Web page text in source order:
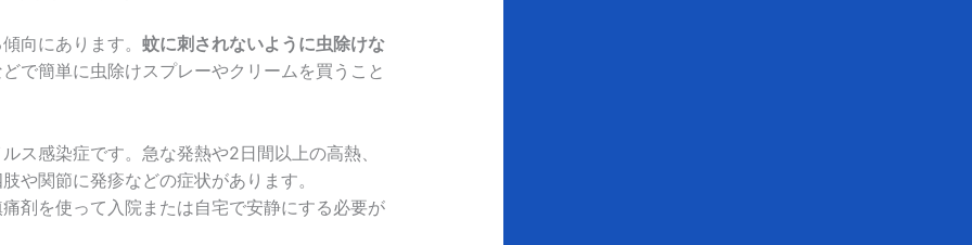
向にあります。 蚊に刺されないように虫除けな
で簡単に虫除けスプレーやクリームを買うこと
ス感染症です。急な発熱や2日間以上の高熱、
や関節に発疹などの症状があります。
剤を使って入院または自宅で安静にする必要が